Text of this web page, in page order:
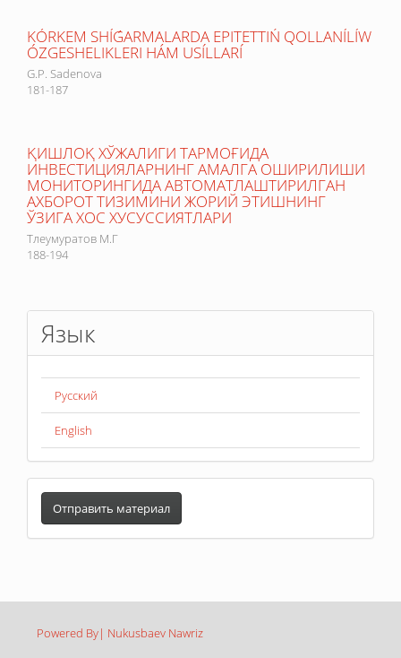
KÓRKEM SHÍǴARMALARDA EPITETTIŃ QOLLANÍLÍW
ÓZGESHELIKLERI HÁM USÍLLARÍ
G.P. Sadenova
181-187
ҚИШЛОҚ ХЎЖАЛИГИ ТАРМОҒИДА
ИНВЕСТИЦИЯЛАРНИНГ АМАЛГА ОШИРИЛИШИ
МОНИТОРИНГИДА АВТОМАТЛАШТИРИЛГАН
АХБОРОТ ТИЗИМИНИ ЖОРИЙ ЭТИШНИНГ
ЎЗИГА ХОС ХУСУССИЯТЛАРИ
Тлеумуратов М.Г
188-194
Язык
Русский
English
Отправить
материал
Отправить материал
Powered By| Nukusbaev Nawriz